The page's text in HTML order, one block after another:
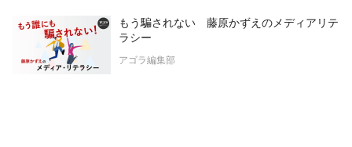
もう騙されない 藤原かずえのメディアリテ
ラシー
アゴラ編集部